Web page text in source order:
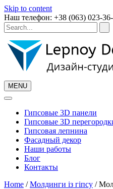
Skip to content
Наш телефон: +38 (063) 023-
MENU
Гипсовые 3D панели
Гипсовые 3D
Гипсовая лепнина
Фасадный декор
Наши работы
Блог
Контакты
Home /Молдинги із гіпсу /